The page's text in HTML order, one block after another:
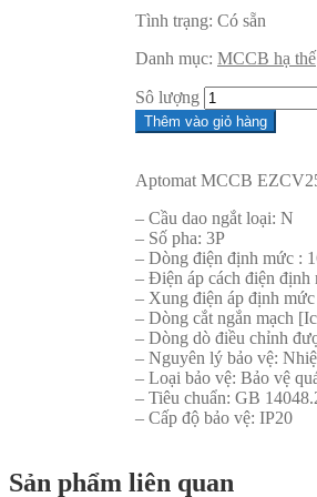
Tình trạng: Có sẵn
Danh mục: MCCB hạ thế
Sô lượng
Thêm vào giỏ hàng
Aptomat MCCB
– Cầu dao ngắt loại: N
– Số pha: 3P
– Dòng điện định mức :
– Điện áp cách điện
– Xung điện áp định
– Dòng cắt ngắn mạch
– Dòng dò điều chỉnh
– Nguyên lý bảo vệ:
– Loại bảo vệ: Bảo vệ
– Tiêu chuẩn: GB
– Cấp độ bảo vệ: IP20
Sản phẩm liên quan